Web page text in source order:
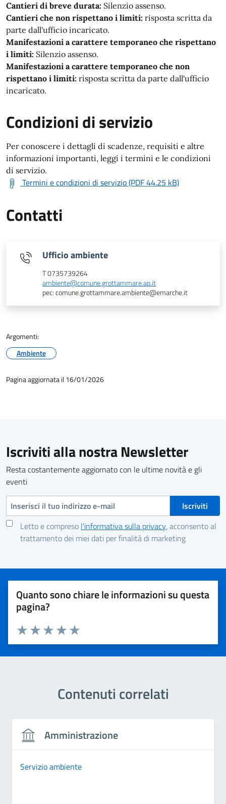
Cantieri di breve durata: Silenzio assenso.
Cantieri che non rispettano i limiti: risposta scritta da
parte dall'ufficio incaricato.
Manifestazioni a carattere temporaneo che rispettano
i limiti: Silenzio assenso.
Manifestazioni a carattere temporaneo che non
rispettano i limiti: risposta scritta da parte dall'ufficio
incaricato.
Condizioni di servizio
Per conoscere i dettagli di scadenze, requisiti e altre
informazioni importanti, leggi i termini e le condizioni
di servizio.
Termini e condizioni di servizio (PDF 44.25 kB)
Contatti
Ufficio ambiente
T 0735739264
ambiente@comune.grottammare.ap.it
pec: comune.grottammare.ambiente@emarche.it
Argomenti:
Ambiente
Pagina aggiornata il 16/01/2026
Iscriviti alla nostra Newsletter
Resta costantemente aggiornato con le ultime novità e gli
eventi
Indirizzo e-mail
Letto e compreso l'informativa sulla privacy, acconsento al
trattamento dei miei dati per finalità di marketing
Quanto sono chiare le informazioni su questa
pagina?
Valuta 5 stelle su 5
Valuta 4 stelle su 5
Valuta 3 stelle su 5
Valuta 2 stelle su 5
Valuta 1 stelle su 5
Contenuti correlati
Amministrazione
Servizio ambiente